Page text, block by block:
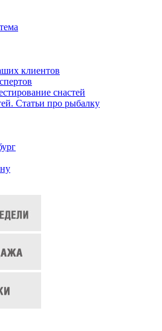
клиентов
снастей
Статьи про рыбалку